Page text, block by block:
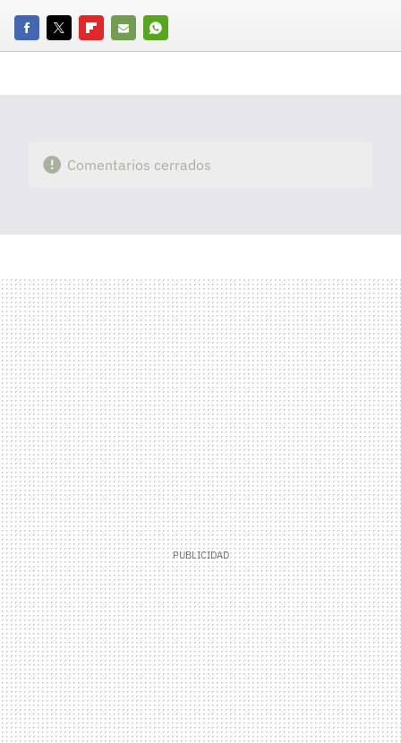
FacebookTwitterFlipboard
E-
Whatsapp
Comentarios cerrados